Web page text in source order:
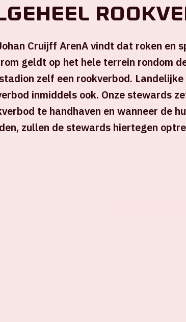
ArenA.
van
fans en de beste
in de Johan
Scoor je tickets
Za 24 oktober
77
DAGEN
01
UREN
Johan Cruijff
Start: 20:00 uur
Cruijff ArenA vindt dat roken en
geldt op het hele terrein rondom
zelf een rookverbod.
inmiddels ook. Onze stewards
te handhaven en wanneer de
zullen de stewards hiertegen